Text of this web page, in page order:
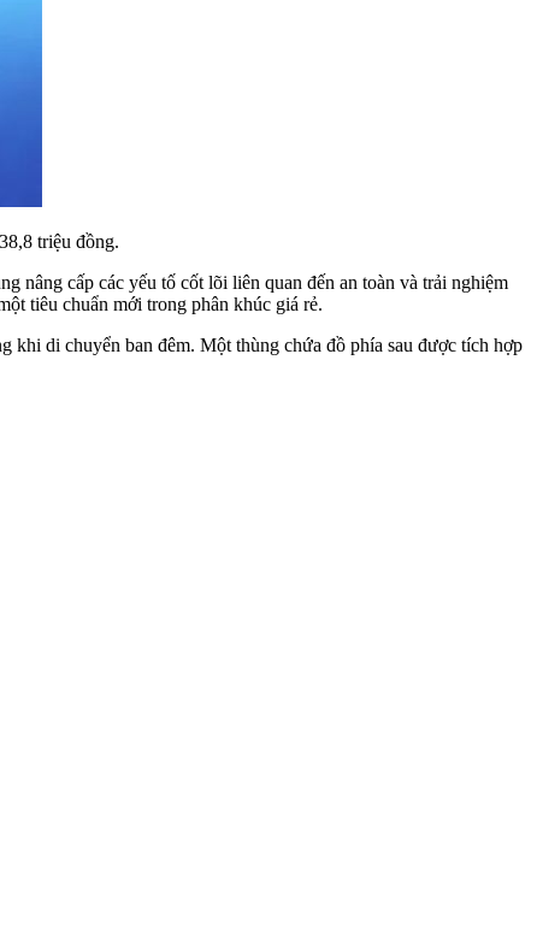
triệu đồng.
nâng cấp các yếu tố cốt lõi liên quan đến an toàn và trải nghiệm
tiêu chuẩn mới trong phân khúc giá rẻ.
khi di chuyển ban đêm. Một thùng chứa đồ phía sau được tích hợp